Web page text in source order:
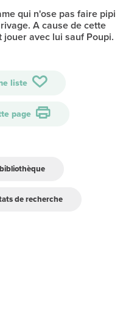
qui n'ose pas faire pipi
A cause de cette
avec lui sauf Poupi.
liste
page
de recherche